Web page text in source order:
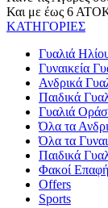
Και με έως 6
ΚΑΤΗΓΟΡΙΕΣ
Γυαλιά
Γυναικεία
Ανδρικά
Παιδικά
Γυαλιά
Όλα τα
Όλα τα
Παιδικά
Φακοί
Offers
Sports